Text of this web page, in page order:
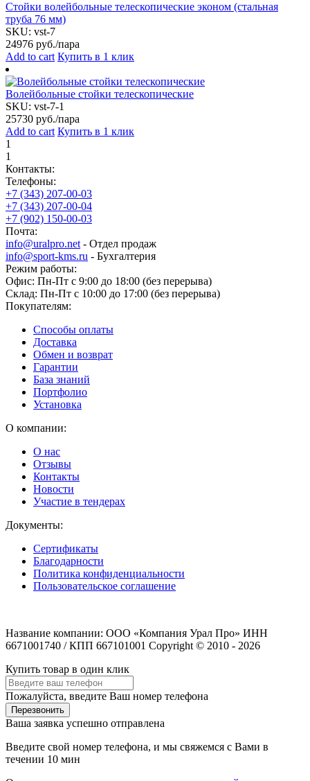
Стойки волейбольные телескопические эконом (стальная
труба 76 мм)
SKU: vst-7
24976 руб./пара
Add to cart Купить в 1 клик
Волейбольные стойки телескопические
SKU: vst-7-1
25730 руб./пара
Add to cart Купить в 1 клик
1
1
Контакты:
Телефоны:
+7 (343) 207-00-03
+7 (343) 207-00-04
+7 (902) 150-00-03
Почта:
info@uralpro.net - Отдел продаж
info@sport-kms.ru - Бухгалтерия
Режим работы:
Офис: Пн-Пт с 9:00 до 18:00 (без перерыва)
Склад: Пн-Пт с 10:00 до 17:00 (без перерыва)
Покупателям:
Способы оплаты
Доставка
Обмен и возврат
Гарантии
База знаний
Портфолио
Установка
О компании:
О нас
Отзывы
Контакты
Новости
Участие в тендерах
Документы:
Сертификаты
Благодарности
Политика конфиденциальности
Пользовательское соглашение
Название компании: ООО «Компания Урал Про» ИНН
6671001740 / КПП 667101001 Copyright © 2010 - 2026
Купить товар в один клик
Пожалуйста, введите Ваш номер телефона
Перезвонить
Ваша заявка успешно отправлена
Введите свой номер телефона, и мы свяжемся с Вами в
течении 10 мин